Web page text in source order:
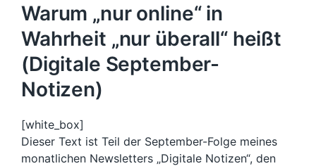
Warum „nur online“ in
Wahrheit „nur überall“ heißt
(Digitale September-
Notizen)
[white_box]
Dieser Text ist Teil der September-Folge meines
monatlichen Newsletters „Digitale Notizen“, den